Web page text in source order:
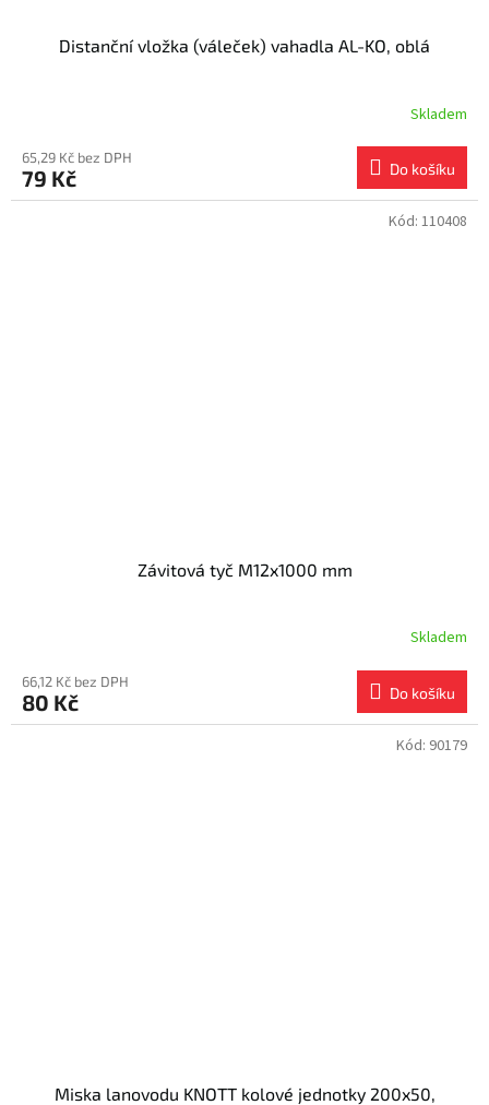
Distanční vložka (váleček) vahadla AL-KO, oblá
Skladem
65,29 Kč bez DPH
79 Kč Do košíku
Závitová tyč M12x1000 mm
Skladem
66,12 Kč bez DPH
80 Kč Do košíku
Kód: 110408
Miska lanovodu KNOTT kolové jednotky 200x50,
Kód: 90179